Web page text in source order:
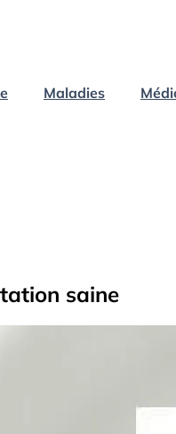
Maladies
saine